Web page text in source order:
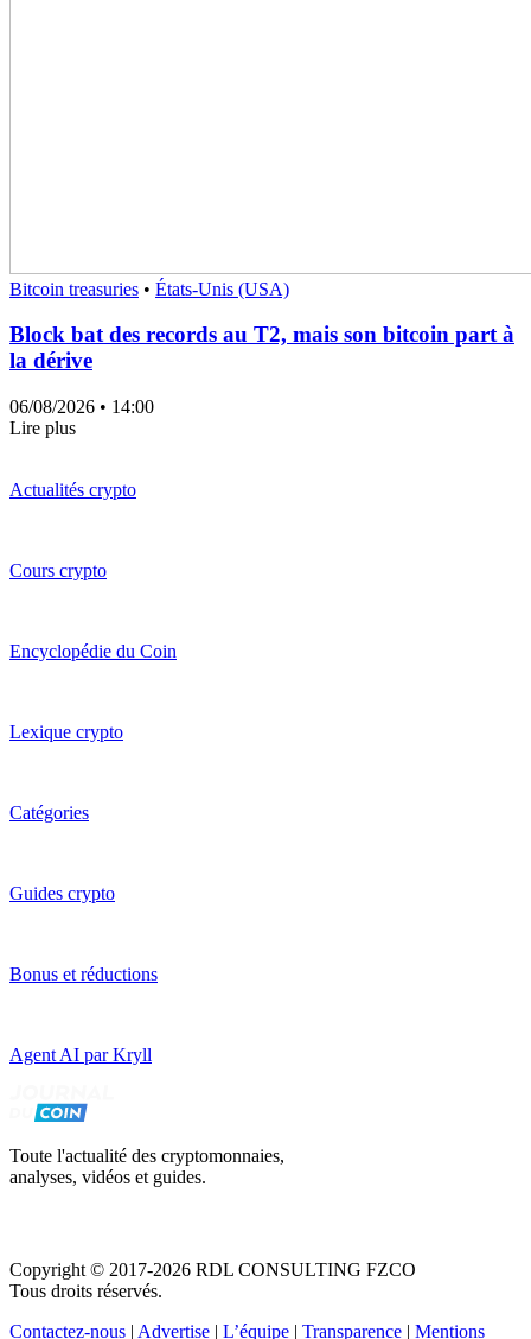
Bitcoin treasuries • États-Unis (USA)
Block bat des records au T2, mais son bitcoin part à
la dérive
06/08/2026 • 14:00
Lire plus
Actualités crypto
Cours crypto
Encyclopédie du Coin
Lexique crypto
Catégories
Guides crypto
Bonus et réductions
Agent AI par Kryll
Toute l'actualité des cryptomonnaies,
analyses, vidéos et guides.
Copyright © 2017-2026 RDL CONSULTING FZCO
Tous droits réservés.
Contactez-nous | Advertise | L’équipe | Transparence | Mentions